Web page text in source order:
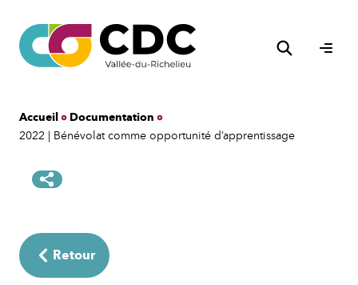
contenuRechercher
Accueil
Documentation
2022 | Bénévolat comme opportunité d’apprentissage
Retour